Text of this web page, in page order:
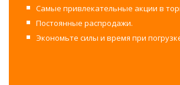
Самые привлекательные акции в
Постоянные распродажи.
Экономьте силы и время при